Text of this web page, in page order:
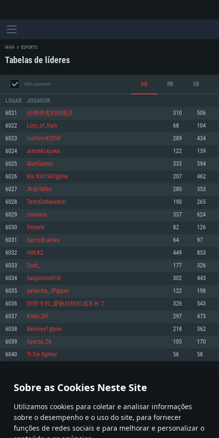
Sobre as Cookies Neste Site
Utilizamos cookies para coletar e analisar informações
sobre o desempenho e o uso do site, para fornecer
funções de redes sociais e para melhorar e personalizar o
REQUERIMENTOS DE SISTEMA
Mínimo
Sistema Operativo: Windows 10 (64 bit)
Processador: Dual-Core 2.2 GHz
Memória: 4GB
Placa Gráfica: Placa com DirectX 11: AMD Radeon 77XX / NVIDIA GeForce
GTX 660. Resolução mínima suportada: 720p
Network: Internet de banda larga.
Disco: 23,1 GB
Recomendado
superior, Radeon RX 570 ou superior
Disco: 75,9 GB
Mínimo
Sistema Operativo: Mac OS Big Sur 11.0 ou versão mais recente
Processador: Core i5 2.2GHz mínimo (Intel Xeon não suportado)
Memória: 6 GB
Placa Gráfica: Intel Iris Pro 5200 (Mac), equivalentes AMD/Nvidia para Mac.
Resolução mínima suportada: 720p com suporte Metal.
Network: Internet de banda larga.
Disco: 21,5 GB
Recomendado
Network: Internet de banda larga.
Mínimo
Sistema Operativo: Distribuições mais modernas do Linux de 64bit
Processador: Dual-Core 2.4 GHz
Memória: 4 GB
Placa Gráfica: NVIDIA 660 com os drivers mais recentes (não mais de 6
meses) / equivalentes AMD com os drivers mais recentes com suporte
Vulkan (não mais de 6 meses); Resolução mínima suportada: 720p.
Network: Internet de banda larga.
Disco: 21,5 GB
Recomendado
Sistema Operativo: Ubuntu 20.04 64bit
Processador: Intel Core i7
Memória: 16 GB
Placa Gráfica: NVIDIA 1060 com os drivers mais recentes (não mais de 6
meses) / equivalentes AMD (Radeon RX 570) com os drivers mais recentes
Network: Internet de banda larga.
MAIN ESPORTS
Tabelas de líderes
Mês passado AB RB SB
LUGAR JOGADOR
6021 比炮弹先到的是j3 310 506
6022 Lion_of_Italy 68 104
6023 runforest2050 289 434
6024 armiaKrajowa 122 139
6025 AlahGamer 333 594
6026 Biu Kid1947@live 207 462
6027 本命Taiho 280 353
6028 TastyDishwasher 190 265
6029 cnboycn 337 624
6030 EnyxeN 82 126
6031 SacredLardex 64 97
6032 HSK#2 449 853
6033 Dest_ 177 326
6034 SaigonIronFist 302 443
6035 salsycha_JP@psn 122 198
6036 邦邦卡邦_爱丽丝转职成车长了 326 543
6037 Клён_DV 297 473
6038 Beloney1@psn 218 362
6039 Gyurza_26 103 170
6040 Ti-Tie fighter 56 58